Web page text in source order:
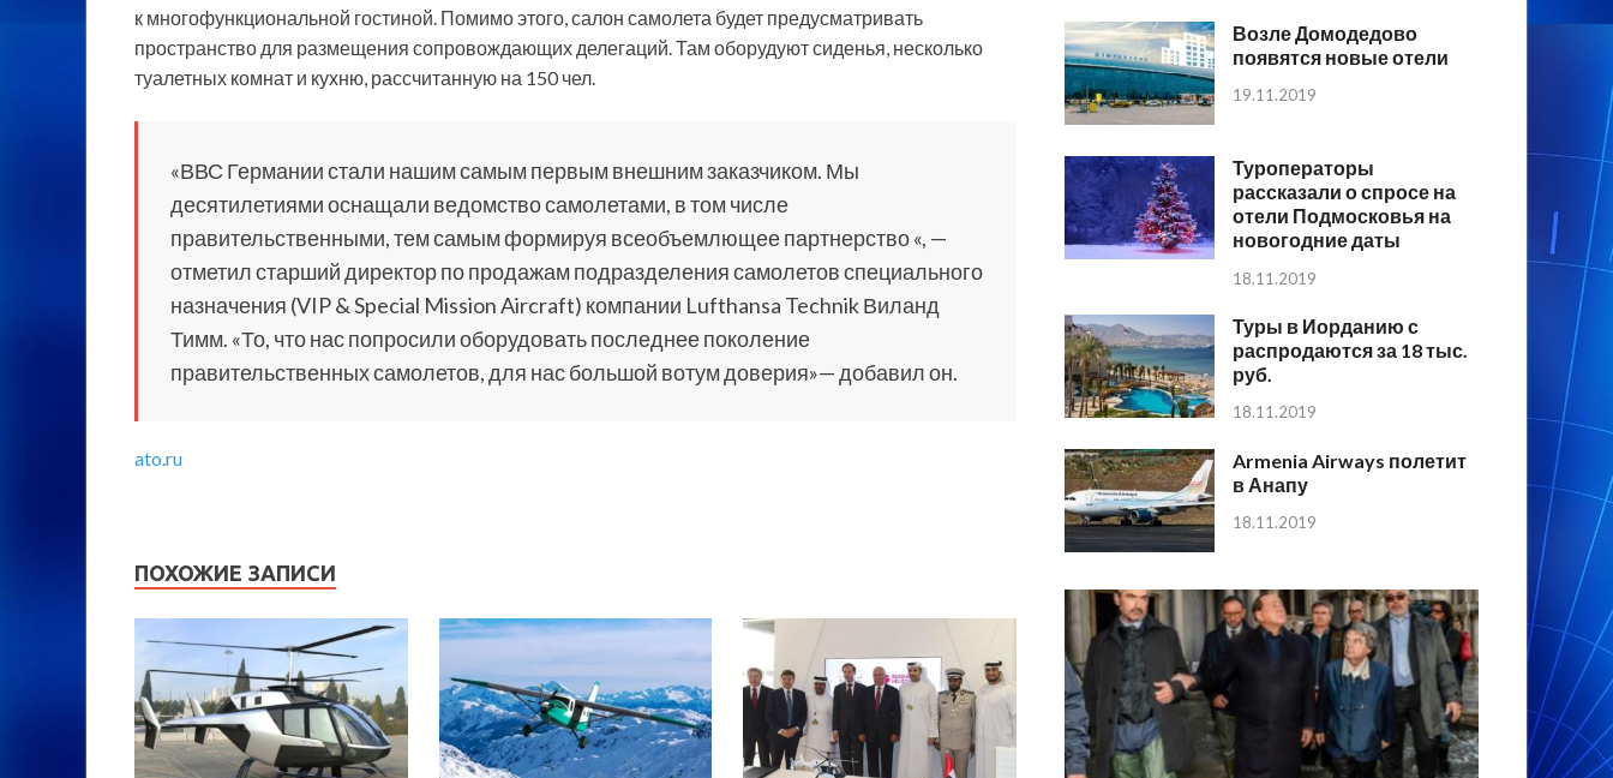
к многофункциональной гостиной. Помимо этого, салон самолета будет предусматривать
пространство для размещения сопровождающих делегаций. Там оборудуют сиденья, несколько
туалетных комнат и кухню, рассчитанную на 150 чел.
«ВВС Германии стали нашим самым первым внешним заказчиком. Мы
десятилетиями оснащали ведомство самолетами, в том числе
правительственными, тем самым формируя всеобъемлющее партнерство «, —
отметил старший директор по продажам подразделения самолетов специального
назначения (VIP & Special Mission Aircraft) компании Lufthansa Technik Виланд
Тимм. «То, что нас попросили оборудовать последнее поколение
правительственных самолетов, для нас большой вотум доверия»— добавил он.
ato.ru
ПОХОЖИЕ ЗАПИСИ
Возле Домодедово
появятся новые отели
19.11.2019
Туроператоры
рассказали о спросе на
отели Подмосковья на
новогодние даты
18.11.2019
Туры в Иорданию с
распродаются за 18 тыс.
руб.
18.11.2019
Armenia Airways полетит
в Анапу
18.11.2019